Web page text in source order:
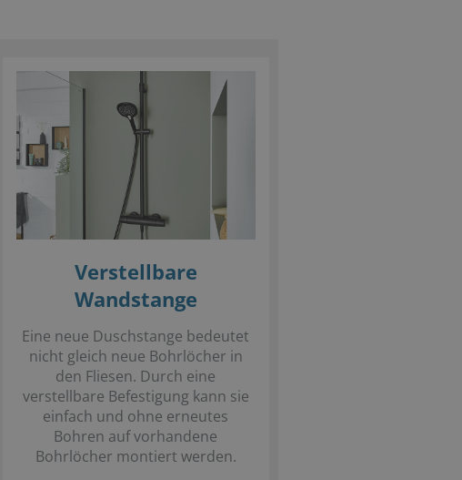
Verstellbare
Wandstange
Eine neue Duschstange bedeutet
nicht gleich neue Bohrlöcher in
den Fliesen. Durch eine
verstellbare Befestigung kann sie
einfach und ohne erneutes
Bohren auf vorhandene
Bohrlöcher montiert werden.